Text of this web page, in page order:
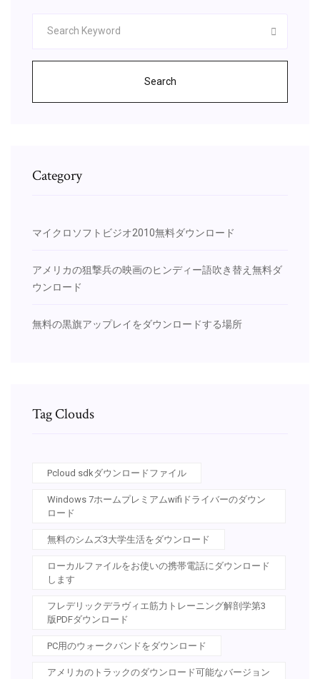
Search
Category
マイクロソフトビジオ2010無料ダウンロード
アメリカの狙撃兵の映画のヒンディー語吹き替え無料ダ
ウンロード
無料の黒旗アップレイをダウンロードする場所
Tag Clouds
Pcloud sdkダウンロードファイル
Windows 7ホームプレミアムwifiドライバーのダウン
ロード
無料のシムズ3大学生活をダウンロード
ローカルファイルをお使いの携帯電話にダウンロード
します
フレデリックデラヴィエ筋力トレーニング解剖学第3
版PDFダウンロード
PC用のウォークバンドをダウンロード
アメリカのトラックのダウンロード可能なバージョン